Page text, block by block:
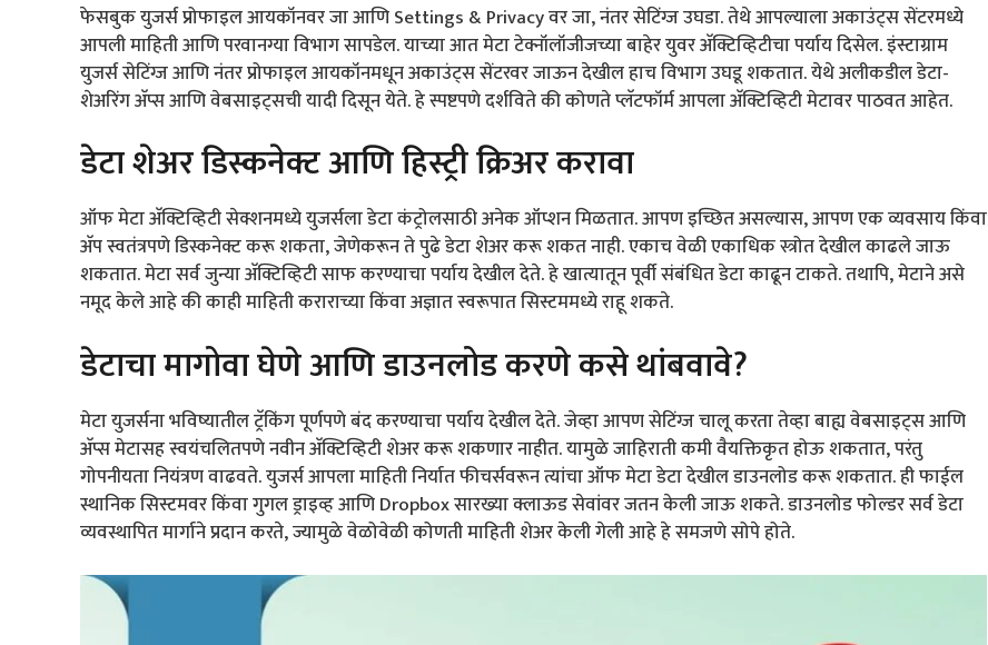
फेसबुक युजर्स प्रोफाइल आयकॉनवर जा आणि Settings & Privacy वर जा, नंतर सेटिंग्ज उघडा. तेथे आपल्याला अकाउंट्स सेंटरमध्ये
आपली माहिती आणि परवानग्या विभाग सापडेल. याच्या आत मेटा टेक्नॉलॉजीजच्या बाहेर युवर अ‍ॅक्टिव्हिटीचा पर्याय दिसेल. इंस्टाग्राम
युजर्स सेटिंग्ज आणि नंतर प्रोफाइल आयकॉनमधून अकाउंट्स सेंटरवर जाऊन देखील हाच विभाग उघडू शकतात. येथे अलीकडील डेटा-
शेअरिंग अ‍ॅप्स आणि वेबसाइट्सची यादी दिसून येते. हे स्पष्टपणे दर्शविते की कोणते प्लॅटफॉर्म आपला अ‍ॅक्टिव्हिटी मेटावर पाठवत आहेत.
डेटा शेअर डिस्कनेक्ट आणि हिस्ट्री क्रिअर करावा
ऑफ मेटा अ‍ॅक्टिव्हिटी सेक्शनमध्ये युजर्सला डेटा कंट्रोलसाठी अनेक ऑप्शन मिळतात. आपण इच्छित असल्यास, आपण एक व्यवसाय किंवा
अ‍ॅप स्वतंत्रपणे डिस्कनेक्ट करू शकता, जेणेकरून ते पुढे डेटा शेअर करू शकत नाही. एकाच वेळी एकाधिक स्त्रोत देखील काढले जाऊ
शकतात. मेटा सर्व जुन्या अ‍ॅक्टिव्हिटी साफ करण्याचा पर्याय देखील देते. हे खात्यातून पूर्वी संबंधित डेटा काढून टाकते. तथापि, मेटाने असे
नमूद केले आहे की काही माहिती कराराच्या किंवा अज्ञात स्वरूपात सिस्टममध्ये राहू शकते.
डेटाचा मागोवा घेणे आणि डाउनलोड करणे कसे थांबवावे?
मेटा युजर्सना भविष्यातील ट्रॅकिंग पूर्णपणे बंद करण्याचा पर्याय देखील देते. जेव्हा आपण सेटिंग्ज चालू करता तेव्हा बाह्य वेबसाइट्स आणि
अ‍ॅप्स मेटासह स्वयंचलितपणे नवीन अ‍ॅक्टिव्हिटी शेअर करू शकणार नाहीत. यामुळे जाहिराती कमी वैयक्तिकृत होऊ शकतात, परंतु
गोपनीयता नियंत्रण वाढवते. युजर्स आपला माहिती निर्यात फीचर्सवरून त्यांचा ऑफ मेटा डेटा देखील डाउनलोड करू शकतात. ही फाईल
स्थानिक सिस्टमवर किंवा गुगल ड्राइव्ह आणि Dropbox सारख्या क्लाऊड सेवांवर जतन केली जाऊ शकते. डाउनलोड फोल्डर सर्व डेटा
व्यवस्थापित मार्गाने प्रदान करते, ज्यामुळे वेळोवेळी कोणती माहिती शेअर केली गेली आहे हे समजणे सोपे होते.